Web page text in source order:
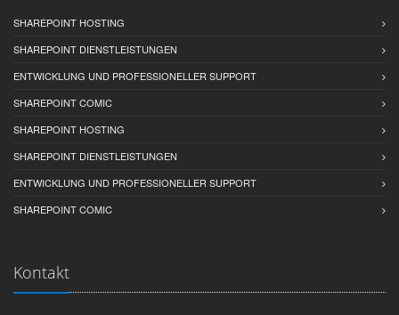
SHAREPOINT HOSTING
SHAREPOINT DIENSTLEISTUNGEN
ENTWICKLUNG UND PROFESSIONELLER SUPPORT
SHAREPOINT COMIC
SHAREPOINT HOSTING
SHAREPOINT DIENSTLEISTUNGEN
ENTWICKLUNG UND PROFESSIONELLER SUPPORT
SHAREPOINT COMIC
Kontakt